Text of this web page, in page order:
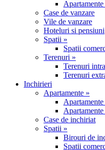
Case de vanzare
Vile de vanzare
Hoteluri si pensiuni
Spatii »
Spatii
Terenuri »
Terenuri
Terenuri
Inchirieri
Apartamente »
Case de inchiriat
Spatii »
Birouri de
Spatii